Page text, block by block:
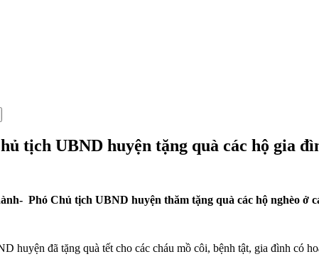
tịch UBND huyện tặng quà các hộ gia
Phó Chủ tịch UBND huyện thăm tặng quà các hộ nghèo ở
huyện đã tặng quà tết cho các cháu mồ côi, bệnh tật, gia đình có